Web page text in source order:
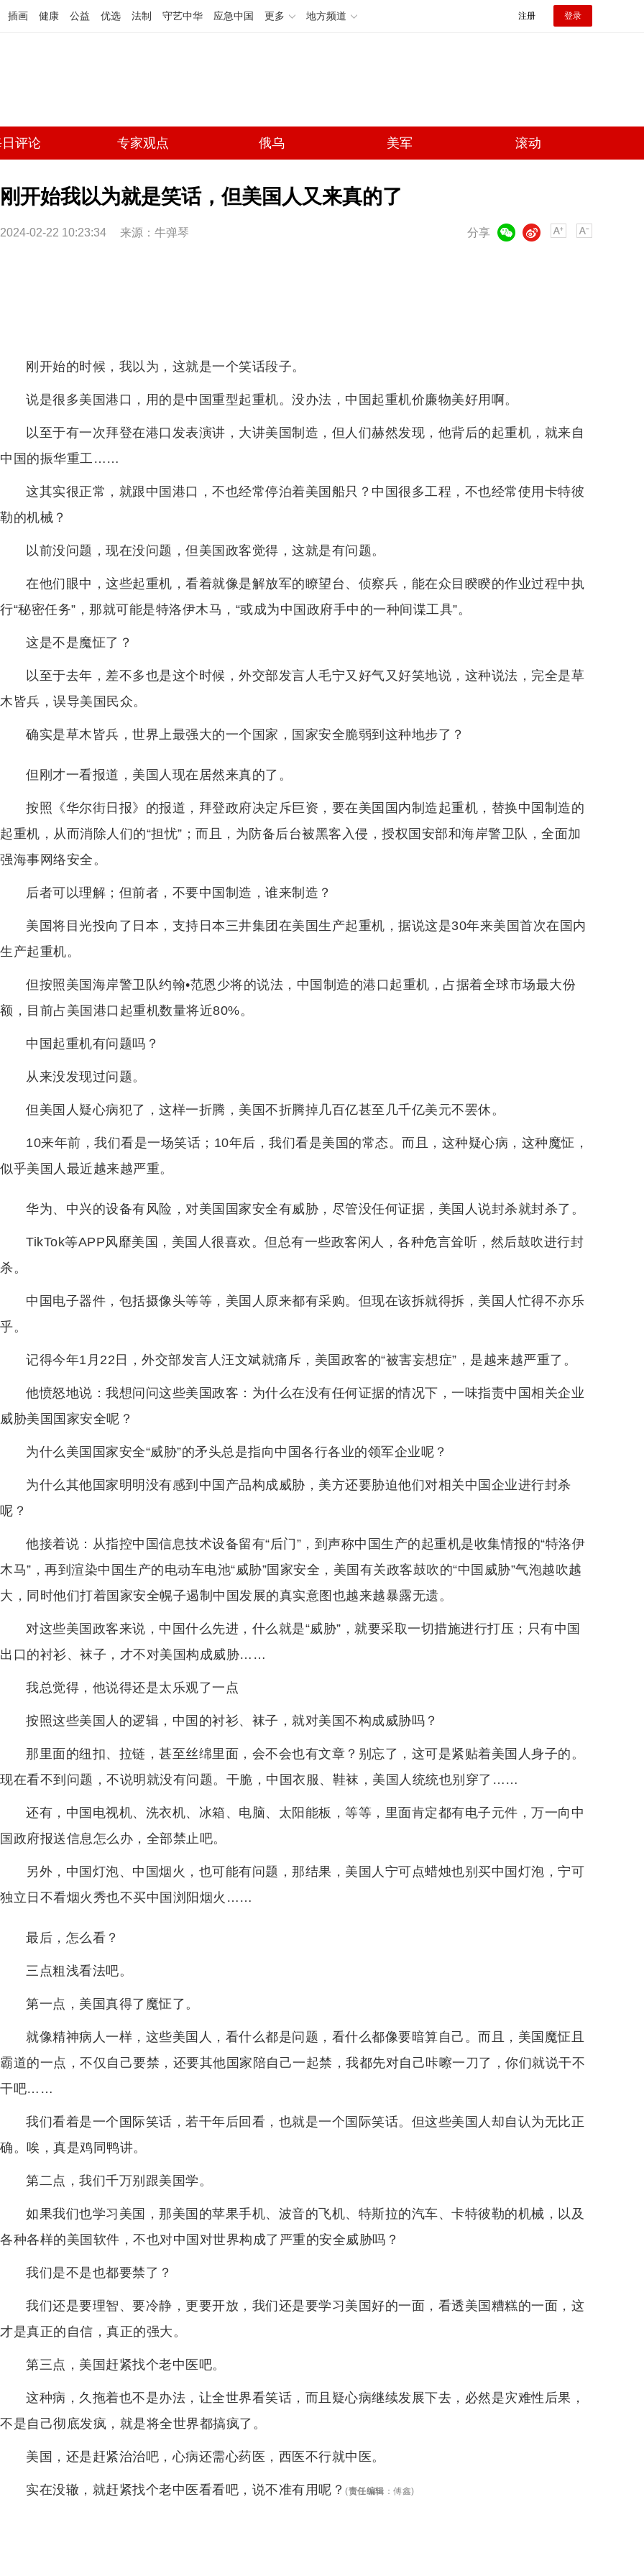
插画 健康 公益 优选 法制 守艺中华 应急中国 更多 地方频道 注册 登录
评论 专家观点 俄乌 美军 滚动
刚开始我以为就是笑话，但美国人又来真的了
2024-02-22 10:23:34 来源：牛弹琴 分享
微博
刚开始的时候，我以为，这就是一个笑话段子。
说是很多美国港口，用的是中国重型起重机。没办法，中国起重机价廉物美好用啊。
以至于有一次拜登在港口发表演讲，大讲美国制造，但人们赫然发现，他背后的起重机，就来自
中国的振华重工……
这其实很正常，就跟中国港口，不也经常停泊着美国船只？中国很多工程，不也经常使用卡特彼
勒的机械？
以前没问题，现在没问题，但美国政客觉得，这就是有问题。
在他们眼中，这些起重机，看着就像是解放军的瞭望台、侦察兵，能在众目睽睽的作业过程中执
行“秘密任务”，那就可能是特洛伊木马，“或成为中国政府手中的一种间谍工具”。
这是不是魔怔了？
以至于去年，差不多也是这个时候，外交部发言人毛宁又好气又好笑地说，这种说法，完全是草
木皆兵，误导美国民众。
确实是草木皆兵，世界上最强大的一个国家，国家安全脆弱到这种地步了？
但刚才一看报道，美国人现在居然来真的了。
按照《华尔街日报》的报道，拜登政府决定斥巨资，要在美国国内制造起重机，替换中国制造的
起重机，从而消除人们的“担忧”；而且，为防备后台被黑客入侵，授权国安部和海岸警卫队，全面加
强海事网络安全。
后者可以理解；但前者，不要中国制造，谁来制造？
美国将目光投向了日本，支持日本三井集团在美国生产起重机，据说这是30年来美国首次在国内
生产起重机。
但按照美国海岸警卫队约翰•范恩少将的说法，中国制造的港口起重机，占据着全球市场最大份
额，目前占美国港口起重机数量将近80%。
中国起重机有问题吗？
从来没发现过问题。
但美国人疑心病犯了，这样一折腾，美国不折腾掉几百亿甚至几千亿美元不罢休。
10来年前，我们看是一场笑话；10年后，我们看是美国的常态。而且，这种疑心病，这种魔怔，
似乎美国人最近越来越严重。
华为、中兴的设备有风险，对美国国家安全有威胁，尽管没任何证据，美国人说封杀就封杀了。
TikTok等APP风靡美国，美国人很喜欢。但总有一些政客闲人，各种危言耸听，然后鼓吹进行封
杀。
中国电子器件，包括摄像头等等，美国人原来都有采购。但现在该拆就得拆，美国人忙得不亦乐
乎。
记得今年1月22日，外交部发言人汪文斌就痛斥，美国政客的“被害妄想症”，是越来越严重了。
他愤怒地说：我想问问这些美国政客：为什么在没有任何证据的情况下，一味指责中国相关企业
威胁美国国家安全呢？
为什么美国国家安全“威胁”的矛头总是指向中国各行各业的领军企业呢？
为什么其他国家明明没有感到中国产品构成威胁，美方还要胁迫他们对相关中国企业进行封杀
呢？
他接着说：从指控中国信息技术设备留有“后门”，到声称中国生产的起重机是收集情报的“特洛伊
木马”，再到渲染中国生产的电动车电池“威胁”国家安全，美国有关政客鼓吹的“中国威胁”气泡越吹越
大，同时他们打着国家安全幌子遏制中国发展的真实意图也越来越暴露无遗。
对这些美国政客来说，中国什么先进，什么就是“威胁”，就要采取一切措施进行打压；只有中国
出口的衬衫、袜子，才不对美国构成威胁……
我总觉得，他说得还是太乐观了一点
按照这些美国人的逻辑，中国的衬衫、袜子，就对美国不构成威胁吗？
那里面的纽扣、拉链，甚至丝绵里面，会不会也有文章？别忘了，这可是紧贴着美国人身子的。
现在看不到问题，不说明就没有问题。干脆，中国衣服、鞋袜，美国人统统也别穿了……
还有，中国电视机、洗衣机、冰箱、电脑、太阳能板，等等，里面肯定都有电子元件，万一向中
国政府报送信息怎么办，全部禁止吧。
另外，中国灯泡、中国烟火，也可能有问题，那结果，美国人宁可点蜡烛也别买中国灯泡，宁可
独立日不看烟火秀也不买中国浏阳烟火……
最后，怎么看？
三点粗浅看法吧。
第一点，美国真得了魔怔了。
就像精神病人一样，这些美国人，看什么都是问题，看什么都像要暗算自己。而且，美国魔怔且
霸道的一点，不仅自己要禁，还要其他国家陪自己一起禁，我都先对自己咔嚓一刀了，你们就说干不
干吧……
我们看着是一个国际笑话，若干年后回看，也就是一个国际笑话。但这些美国人却自认为无比正
确。唉，真是鸡同鸭讲。
第二点，我们千万别跟美国学。
如果我们也学习美国，那美国的苹果手机、波音的飞机、特斯拉的汽车、卡特彼勒的机械，以及
各种各样的美国软件，不也对中国对世界构成了严重的安全威胁吗？
我们是不是也都要禁了？
我们还是要理智、要冷静，更要开放，我们还是要学习美国好的一面，看透美国糟糕的一面，这
才是真正的自信，真正的强大。
第三点，美国赶紧找个老中医吧。
这种病，久拖着也不是办法，让全世界看笑话，而且疑心病继续发展下去，必然是灾难性后果，
不是自己彻底发疯，就是将全世界都搞疯了。
美国，还是赶紧治治吧，心病还需心药医，西医不行就中医。
实在没辙，就赶紧找个老中医看看吧，说不准有用呢？ (责任编辑 ： 傅鑫)